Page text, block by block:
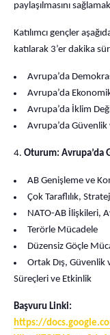
paylaşılmasını
Katılımcı gençler
katılarak 3’er dakika
Avrupa’da
Avrupa’da
Avrupa’da İklim
Avrupa’da Güvenlik
Oturum: Avrupa’da
AB Genişleme ve
Çok Taraflılık,
NATO-AB İlişkileri,
Terörle Mücadele
Düzensiz Göçle
Ortak Dış, Güvenlik
Süreçleri ve Etkinlik
Başvuru Linki:
https://